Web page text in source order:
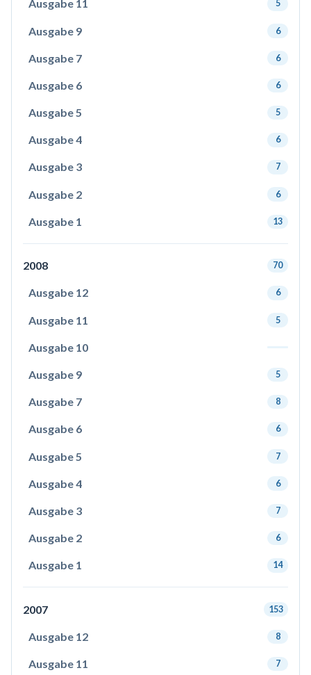
Ausgabe 11 5
Ausgabe 9 6
Ausgabe 7 6
Ausgabe 6 6
Ausgabe 5 5
Ausgabe 4 6
Ausgabe 3 7
Ausgabe 2 6
Ausgabe 1 13
2008 70
Ausgabe 12 6
Ausgabe 11 5
Ausgabe 10
Ausgabe 9 5
Ausgabe 7 8
Ausgabe 6 6
Ausgabe 5 7
Ausgabe 4 6
Ausgabe 3 7
Ausgabe 2 6
Ausgabe 1 14
2007 153
Ausgabe 12 8
Ausgabe 11 7